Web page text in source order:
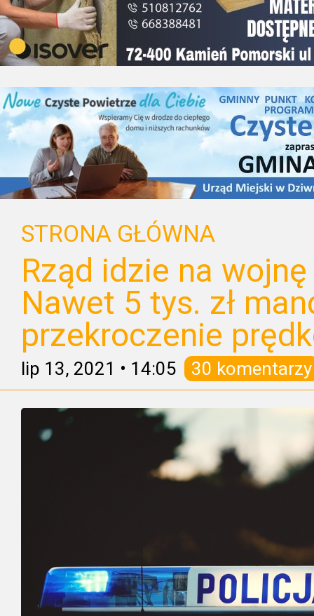
STRONA GŁÓWNA
Rząd idzie na
Nawet 5 tys. zł
przekroczenie
lip 13, 2021 • 14:05 30 komentarzy